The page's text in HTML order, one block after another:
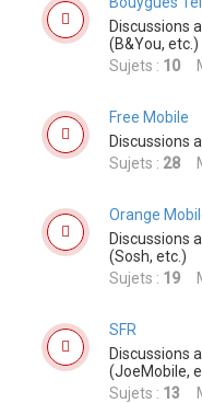
Discussions
(B&You, etc.)
Sujets : 10
Free Mobile
Discussions
Sujets : 28
Orange
Discussions
(Sosh, etc.)
Sujets : 19
SFR
Discussions
(JoeMobile,
Sujets : 13